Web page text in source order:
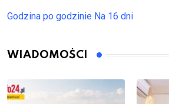
Godzina po godzinie Na 16 dni
WIADOMOŚCI